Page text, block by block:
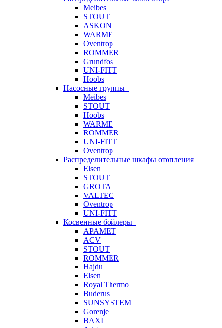
Meibes
STOUT
ASKON
WARME
Oventrop
ROMMER
Grundfos
UNI-FITT
Hoobs
Насосные группы
Meibes
STOUT
Hoobs
WARME
ROMMER
UNI-FITT
Oventrop
Распределительные шкафы отопления
Elsen
STOUT
GROTA
VALTEC
Oventrop
UNI-FITT
Косвенные бойлеры
APAMET
ACV
STOUT
ROMMER
Hajdu
Elsen
Royal Thermo
Buderus
SUNSYSTEM
Gorenje
BAXI